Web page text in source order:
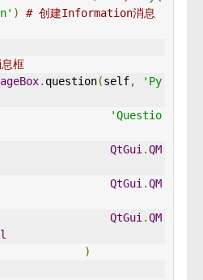
)
# 创建Information消息
框
. question(self,
'Py
'Questio
QtGui .QM
QtGui .QM
QtGui .QM
)